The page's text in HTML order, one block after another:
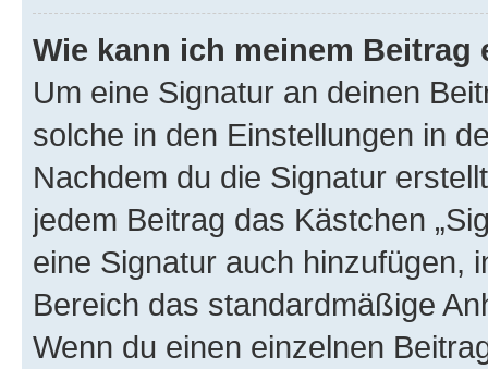
Wie kann ich meinem
Um eine Signatur an deinen
solche in den Einstellungen in
Nachdem du die Signatur
jedem Beitrag das Kästchen
eine Signatur auch hinzufügen,
Bereich das standardmäßige
Wenn du einen einzelnen